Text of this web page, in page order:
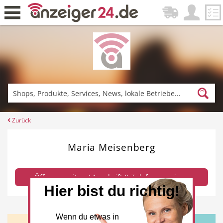
Zurück
Fitness & Sport Einkaufen
News
Zurück
Maria Meisenberg
Öffnungszeiten / Anschrift & Telefon anzeigen
Hier bist du richtig!
Wenn du etwas in